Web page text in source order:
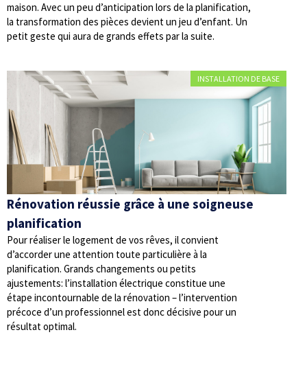
maison. Avec un peu d’anticipation lors de la planification,
la transformation des pièces devient un jeu d’enfant. Un
petit geste qui aura de grands effets par la suite.
INSTALLATION DE BASE
Rénovation réussie grâce à une soigneuse
planification
Pour réaliser le logement de vos rêves, il convient
d’accorder une attention toute particulière à la
planification. Grands changements ou petits
ajustements: l’installation électrique constitue une
étape incontournable de la rénovation – l’intervention
précoce d’un professionnel est donc décisive pour un
résultat optimal.